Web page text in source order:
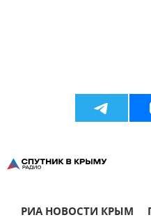
РИА НОВОСТИ КРЫМ